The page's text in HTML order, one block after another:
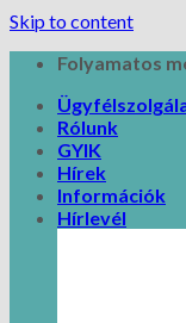
Skip to content
Folyamatos
Rólunk
GYIK
Hírek
Információk
Hírlevél